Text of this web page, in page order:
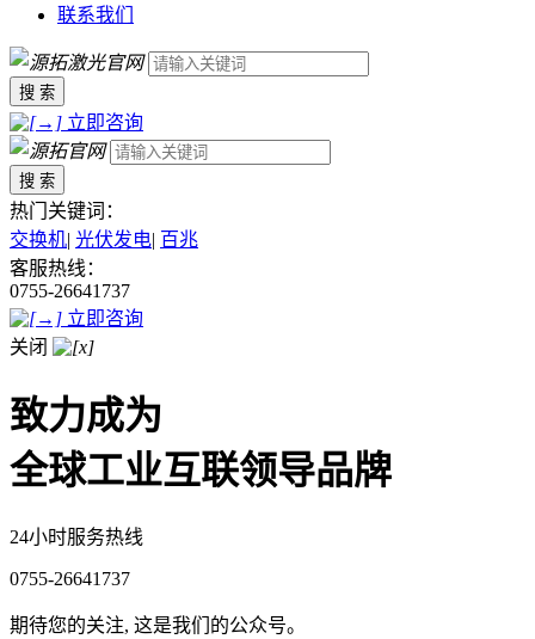
联系我们
搜 索
立即咨询
搜 索
热门关键词：
交换机| 光伏发电| 百兆
客服热线：
0755-26641737
立即咨询
关闭
致力成为
全球工业互联领导品牌
24小时服务热线
0755-26641737
期待您的关注, 这是我们的公众号。